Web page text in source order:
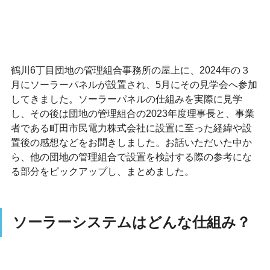
鶴川6丁目団地の管理組合事務所の屋上に、2024年の３
月にソーラーパネルが設置され、5月にその見学会へ参加
してきました。ソーラーパネルの仕組みを実際に見学
し、その後は団地の管理組合の2023年度理事長と、事業
者である町田市民電力株式会社に設置に至った経緯や設
置後の感想などをお聞きしました。お話いただいた中か
ら、他の団地の管理組合で設置を検討する際の参考にな
る部分をピックアップし、まとめました。
ソーラーシステムはどんな仕組み？